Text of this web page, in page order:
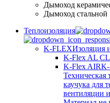
Дымоход
Дымоход стальной
Теплоизоляция
K-FLEXИзоляция
K-Flex AL
K-Flex AIR
Техническая
каучука для
вентиляции